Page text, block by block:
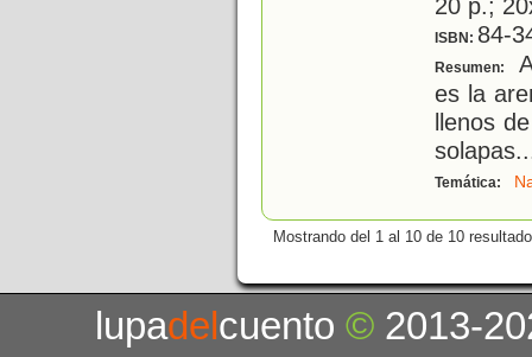
20 p.;
ISBN: 84-
Resumen:
es la
llenos
Temática:
Mostrando del 1 al 10 de 10
lupadelcuento© 2013-